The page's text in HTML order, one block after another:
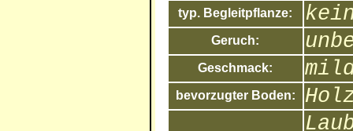
typ. Begleitpflanze:
Geruch:
Geschmack:
bevorzugter Boden: